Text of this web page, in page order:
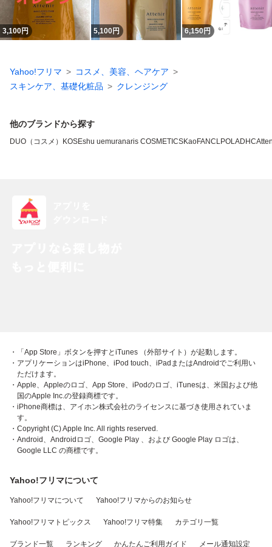
3,100円 5,100円 6,150円
Yahoo!フリマ
コスメ、美容、ヘアケア
スキンケア、基礎化粧品
クレンジング
他のブランドから探す
DUO（コスメ） KOSEshu uemuranaris COSMETICSKaoFANCLPOLADHC
・「App Store」ボタンを押すとiTunes （外部サイト）が起動します。
・アプリケーションはiPhone、iPod touch、iPadまたはAndroidでご利用い
ただけます。
・Apple、Appleのロゴ、App Store、iPodのロゴ、iTunesは、米国および他
国のApple Inc.の登録商標です。
・iPhone商標は、アイホン株式会社のライセンスに基づき使用されていま
す。
・Copyright (C) Apple Inc. All rights reserved.
・Android、Androidロゴ、Google Play 、および Google Play ロゴは、
Google LLC の商標です。
Yahoo!フリマについて
Yahoo!フリマについて Yahoo!フリマからのお知らせ
Yahoo!フリマトピックス Yahoo!フリマ特集 カテゴリ一覧
ブランド一覧 ランキング かんたんご利用ガイド メール通知設定